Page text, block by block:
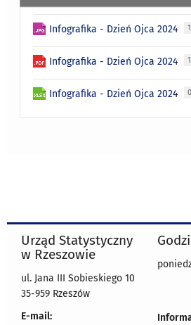
Infografika - Dzień Ojca 2024
Infografika - Dzień Ojca 2024
Infografika - Dzień Ojca 2024
Urząd Statystyczny
w Rzeszowie
ul. Jana III Sobieskiego 10
35-959 Rzeszów
E-mail: